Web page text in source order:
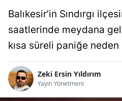
Balıkesir’in Sındırgı
saatlerinde meydana
kısa süreli paniğe neden
Zeki Ersin Yıldırım
Yayın Yönetmeni